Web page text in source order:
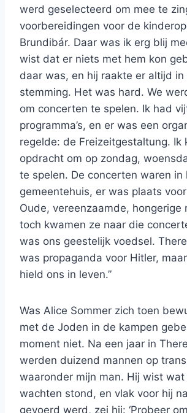
werd geselecteerd om mee te
voorbereidingen voor de
Brundibár. Daar was ik erg blij
wist dat er niets met hem kon
daar was, en hij raakte er altijd in
stemming. Het was hard. We
om concerten te spelen. Ik had
programma’s, en er was een
regelde: de Freizeitgestaltung. Ik
opdracht om op zondag,
te spelen. De concerten waren in
gemeentehuis, er was plaats
Oude, vereenzaamde, hongerige
toch kwamen ze naar die
was ons geestelijk voedsel.
was propaganda voor Hitler,
hield ons in leven.”
Was Alice Sommer zich toen
met de Joden in de kampen
moment niet. Na een jaar in
werden duizend mannen op
waaronder mijn man. Hij wist wat
wachten stond, en vlak voor hij
gevoerd werd, zei hij: ‘Probeer